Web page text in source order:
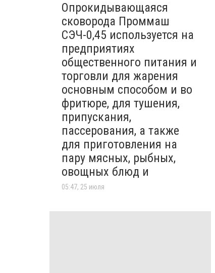
Опрокидывающаяся
сковорода Проммаш
СЭЧ-0,45 используется на
предприятиях
общественного питания и
торговли для жарения
основным способом и во
фритюре, для тушения,
припускания,
пассерования, а также
для приготовления на
пару мясных, рыбных,
овощных блюд и
05:47, 25 июля